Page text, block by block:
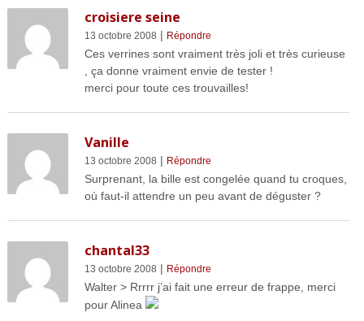
croisiere seine
13 octobre 2008 | Répondre
Ces verrines sont vraiment très joli et très curieuse
, ça donne vraiment envie de tester !
merci pour toute ces trouvailles!
Vanille
13 octobre 2008 | Répondre
Surprenant, la bille est congelée quand tu croques,
où faut-il attendre un peu avant de déguster ?
chantal33
13 octobre 2008 | Répondre
Walter > Rrrrr j’ai fait une erreur de frappe, merci
pour Alinea